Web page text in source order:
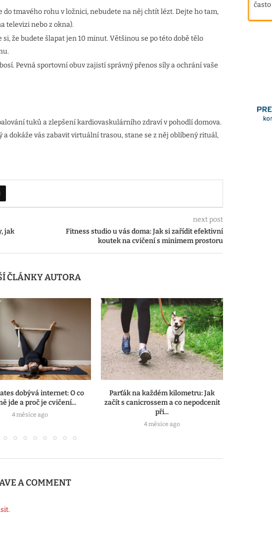
do tmavého rohu v ložnici, nebudete na něj chtít lézt. Dejte ho tam,
televizi nebo z okna).
si, že budete šlapat jen 10 minut. Většinou se po této době tělo
Pevná sportovní obuv zajistí správný přenos síly a ochrání vaše
tuků a zlepšení kardiovaskulárního zdraví v pohodlí domova.
dokáže vás zabavit virtuální trasou, stane se z něj oblíbený rituál,
jak
next post
Fitness studio u vás doma: Jak si zařídit efektivní
koutek na cvičení s minimem prostoru
ČLÁNKY AUTORA
dobývá internet: O co
jde a proč je cvičení...
4 měsíce ago
Parťák na každém kilometru: Jak
začít s canicrossem a co nepodcenit
při...
4 měsíce ago
A COMMENT
.
často